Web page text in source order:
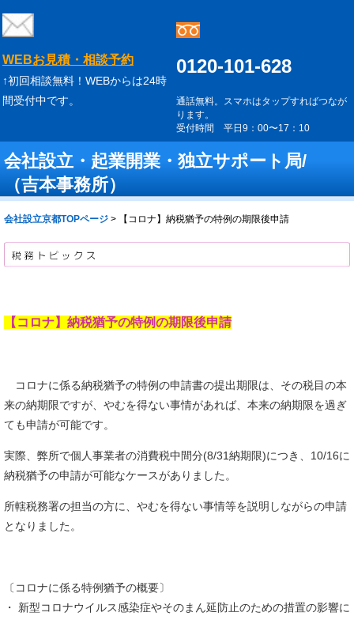
WEBお見積・相談予約
↑初回相談無料！WEBからは24時
間受付中です。
0120-101-628
通話無料。スマホはタップすればつなが
ります。
受付時間 平日9：00〜17：10
会社設立・起業開業・独立サポート局/
（吉本事務所）
会社設立京都TOPページ > 【コロナ】納税猶予の特例の期限後申請
【コロナ】納税猶予の特例の期限後申請
コロナに係る納税猶予の特例の申請書の提出期限は、その税目の本
来の納期限ですが、やむを得ない事情があれば、本来の納期限を過ぎ
ても申請が可能です。
実際、弊所で個人事業者の消費税中間分(8/31納期限)につき、10/16に
納税猶予の申請が可能なケースがありました。
所轄税務署の担当の方に、やむを得ない事情等を説明しながらの申請
となりました。
〔コロナに係る特例猶予の概要〕
・ 新型コロナウイルス感染症やそのまん延防止のための措置の影響に